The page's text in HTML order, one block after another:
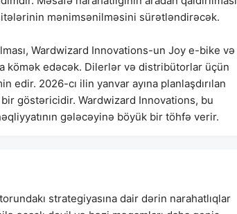
mənimsənilməsini sürətləndirəcək.
Wardwizard Innovations-un Joy e-bike və
kömək edəcək. Dilerlər və distribütorlar üçün
edir. 2026-cı ilin yanvar ayına planlaşdırılan
göstəricidir. Wardwizard Innovations, bu
gələcəyinə böyük bir töhfə verir.
strategiyasına dair dərin narahatlıqlar